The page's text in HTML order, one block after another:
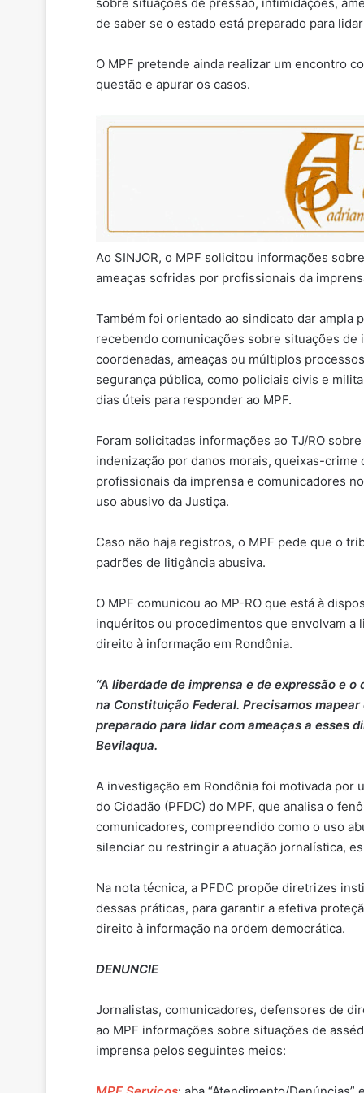
de saber se o estado está preparado para
O MPF pretende ainda realizar um encontro
questão e apurar os casos.
Ao SINJOR, o MPF solicitou informações
ameaças sofridas por profissionais da
Também foi orientado ao sindicato dar ampla
recebendo comunicações sobre situações
coordenadas, ameaças ou múltiplos
segurança pública, como policiais civis e
dias úteis para responder ao MPF.
Foram solicitadas informações ao TJ/RO
indenização por danos morais, queixas-
profissionais da imprensa e comunicadores
uso abusivo da Justiça.
Caso não haja registros, o MPF pede que o
padrões de litigância abusiva.
O MPF comunicou ao MP-RO que está à
inquéritos ou procedimentos que envolvam a
direito à informação em Rondônia.
“A liberdade de imprensa e de expressão e
na Constituição Federal. Precisamos
preparado para lidar com ameaças a esses
Bevilaqua.
A investigação em Rondônia foi motivada por
do Cidadão (PFDC) do MPF, que analisa o
comunicadores, compreendido como o uso
silenciar ou restringir a atuação jornalística,
Na nota técnica, a PFDC propõe diretrizes
dessas práticas, para garantir a efetiva
direito à informação na ordem democrática.
DENUNCIE
Jornalistas, comunicadores, defensores de
ao MPF informações sobre situações de
imprensa pelos seguintes meios: